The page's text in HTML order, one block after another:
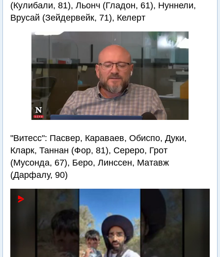
(Кулибали, 81), Льонч (Гладон, 61), Нуннели,
Врусай (Зейдервейк, 71), Келерт
"Витесс": Пасвер, Караваев, Обиспо, Дуки,
Кларк, Таннан (Фор, 81), Сереро, Грот
(Мусонда, 67), Беро, Линссен, Матавж
(Дарфалу, 90)